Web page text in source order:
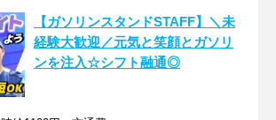
【ガソリンスタンドSTAFF】＼未
経験大歓迎／元気と笑顔とガソリ
ンを注入☆シフト融通◎